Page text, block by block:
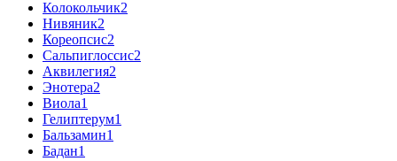
Колокольчик2
Нивяник2
Кореопсис2
Сальпиглоссис2
Аквилегия2
Энотера2
Виола1
Гелиптерум1
Бальзамин1
Бадан1